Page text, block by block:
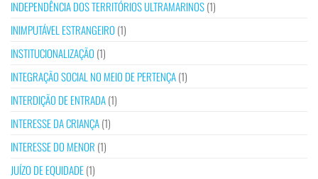
INDEPENDÊNCIA DOS TERRITÓRIOS ULTRAMARINOS(1)
INIMPUTÁVEL ESTRANGEIRO (1)
INSTITUCIONALIZAÇÃO (1)
INTEGRAÇÃO SOCIAL NO MEIO DE PERTENÇA(1)
INTERDIÇÃO DE ENTRADA(1)
INTERESSE DA CRIANÇA(1)
INTERESSE DO MENOR (1)
JUÍZO DE EQUIDADE(1)